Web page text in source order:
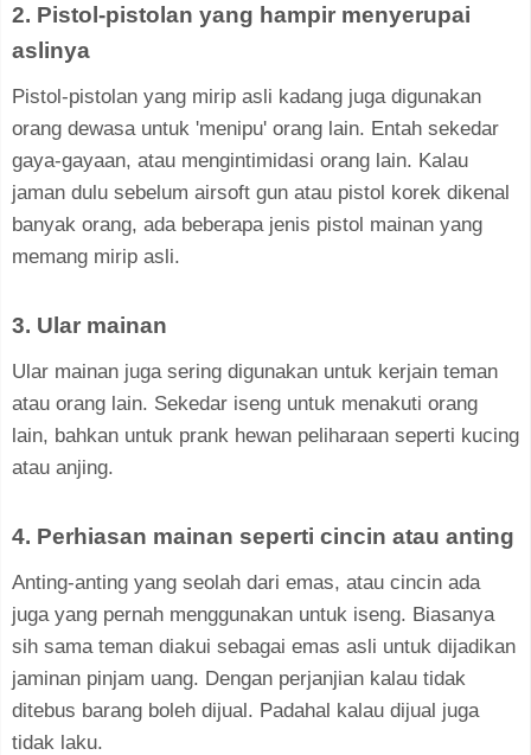
2. Pistol-pistolan yang hampir menyerupai
aslinya
Pistol-pistolan yang mirip asli kadang juga digunakan
orang dewasa untuk 'menipu' orang lain. Entah sekedar
gaya-gayaan, atau mengintimidasi orang lain. Kalau
jaman dulu sebelum airsoft gun atau pistol korek dikenal
banyak orang, ada beberapa jenis pistol mainan yang
memang mirip asli.
3. Ular mainan
Ular mainan juga sering digunakan untuk kerjain teman
atau orang lain. Sekedar iseng untuk menakuti orang
lain, bahkan untuk prank hewan peliharaan seperti kucing
atau anjing.
4. Perhiasan mainan seperti cincin atau anting
Anting-anting yang seolah dari emas, atau cincin ada
juga yang pernah menggunakan untuk iseng. Biasanya
sih sama teman diakui sebagai emas asli untuk dijadikan
jaminan pinjam uang. Dengan perjanjian kalau tidak
ditebus barang boleh dijual. Padahal kalau dijual juga
tidak laku.